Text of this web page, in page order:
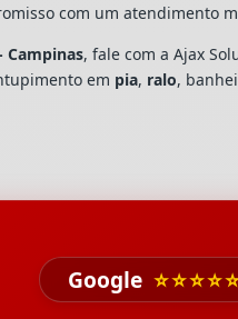
com um atendimento
Campinas, fale com a Ajax
em pia, ralo,
Google